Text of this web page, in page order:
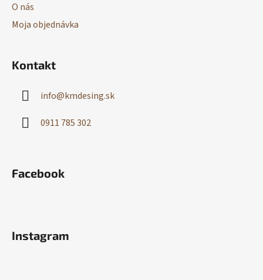
O nás
Moja objednávka
Kontakt
info@kmdesing.sk
0911 785 302
Facebook
Instagram